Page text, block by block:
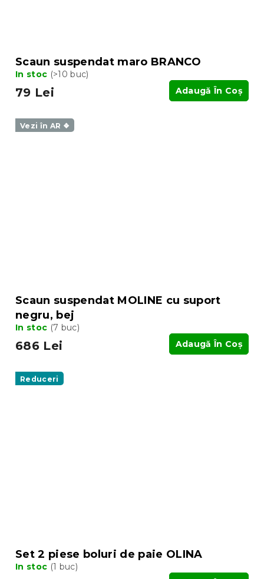
Scaun suspendat maro BRANCO
In stoc (>10 buc)
79 Lei Adaugă În Coş
Vezi în AR ❖
Scaun suspendat MOLINE cu suport
negru, bej
In stoc (7 buc)
686 Lei Adaugă În Coş
Reduceri
Set 2 piese boluri de paie OLINA
In stoc (1 buc)